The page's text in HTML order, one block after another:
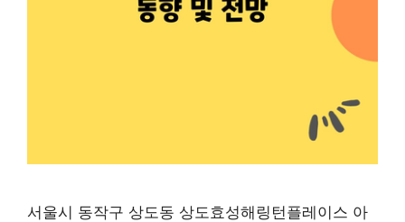
서울시 동작구 상도동 상도효성해링턴플레이스 아